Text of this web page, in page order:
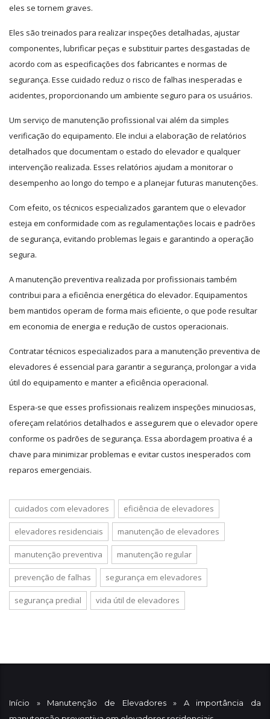
eles se tornem graves.
Eles são treinados para realizar inspeções detalhadas, ajustar
componentes, lubrificar peças e substituir partes desgastadas de
acordo com as especificações dos fabricantes e normas de
segurança. Esse cuidado reduz o risco de falhas inesperadas e
acidentes, proporcionando um ambiente seguro para os usuários.
Um serviço de manutenção profissional vai além da simples
verificação do equipamento. Ele inclui a elaboração de relatórios
detalhados que documentam o estado do elevador e qualquer
intervenção realizada. Esses relatórios ajudam a monitorar o
desempenho ao longo do tempo e a planejar futuras manutenções.
Com efeito, os técnicos especializados garantem que o elevador
esteja em conformidade com as regulamentações locais e padrões
de segurança, evitando problemas legais e garantindo a operação
segura.
A manutenção preventiva realizada por profissionais também
contribui para a eficiência energética do elevador. Equipamentos
bem mantidos operam de forma mais eficiente, o que pode resultar
em economia de energia e redução de custos operacionais.
Contratar técnicos especializados para a manutenção preventiva de
elevadores é essencial para garantir a segurança, prolongar a vida
útil do equipamento e manter a eficiência operacional.
Espera-se que esses profissionais realizem inspeções minuciosas,
ofereçam relatórios detalhados e assegurem que o elevador opere
conforme os padrões de segurança. Essa abordagem proativa é a
chave para minimizar problemas e evitar custos inesperados com
reparos emergenciais.
cuidados com elevadores eficiência de elevadores
elevadores residenciais manutenção de elevadores
manutenção preventiva manutenção regular
prevenção de falhas segurança em elevadores
segurança predial vida útil de elevadores
Início » Manutenção de Elevadores» A importância da